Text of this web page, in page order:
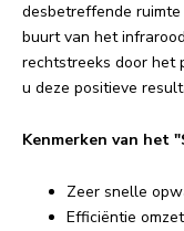
desbetreffende
buurt van het
rechtstreeks door het
u deze positieve
Kenmerken van het
Zeer snelle
Efficiëntie